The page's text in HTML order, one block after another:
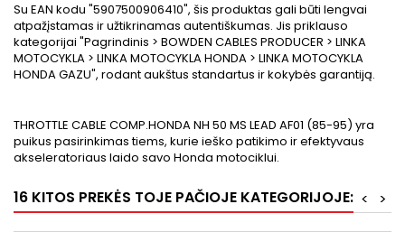
Su EAN kodu "5907500906410", šis produktas gali būti lengvai
atpažįstamas ir užtikrinamas autentiškumas. Jis priklauso
kategorijai "Pagrindinis > BOWDEN CABLES PRODUCER > LINKA
MOTOCYKLA > LINKA MOTOCYKLA HONDA > LINKA MOTOCYKLA
HONDA GAZU", rodant aukštus standartus ir kokybės garantiją.
THROTTLE CABLE COMP.HONDA NH 50 MS LEAD AF01 (85-95) yra
puikus pasirinkimas tiems, kurie ieško patikimo ir efektyvaus
akseleratoriaus laido savo Honda motociklui.
16 KITOS PREKĖS TOJE PAČIOJE KATEGORIJOJE: >
<